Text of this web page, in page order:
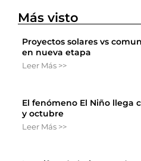
Más visto
Proyectos solares vs
en nueva etapa
Leer Más >>
El fenómeno El Niño llega
y octubre
Leer Más >>